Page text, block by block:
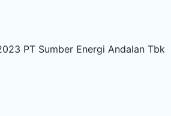
PT Sumber Energi Andalan Tbk